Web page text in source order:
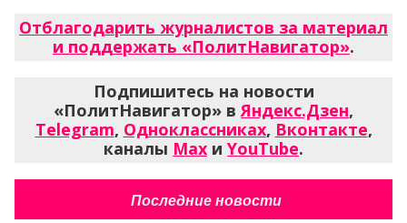
Отблагодарить журналистов за материал
и поддержать «ПолитНавигатор».
Подпишитесь на новости
«ПолитНавигатор» вЯндекс.Дзен,
Telegram, Одноклассниках, Вконтакте,
каналы Max и YouTube.
Последние новости